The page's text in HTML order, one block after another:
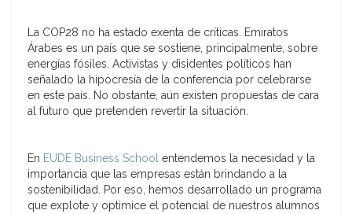
La COP28 no ha estado exenta de críticas. Emiratos
Árabes es un país que se sostiene, principalmente, sobre
energías fósiles. Activistas y disidentes políticos han
señalado la hipocresía de la conferencia por celebrarse
en este país. No obstante, aún existen propuestas de cara
al futuro que pretenden revertir la situación.
En EUDE Business School entendemos la necesidad y la
importancia que las empresas están brindando a la
sostenibilidad. Por eso, hemos desarrollado un programa
que explote y optimice el potencial de nuestros alumnos